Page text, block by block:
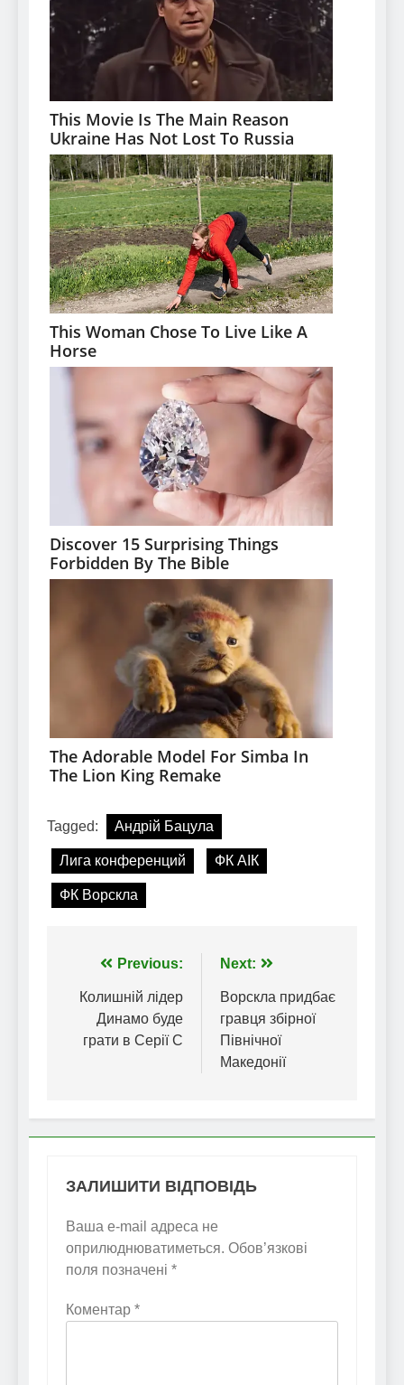
Tagged: Андрій Бацула
Лига конференций ФК АІК
ФК Ворскла
Навігація
записів
Previous:
Колишній лідер
Динамо буде
грати в Серії С
Next:
Ворскла придбає
гравця збірної
Північної
Македонії
ЗАЛИШИТИ ВІДПОВІДЬ
Ваша e-mail адреса не
оприлюднюватиметься. Обов’язкові
поля позначені *
Коментар *